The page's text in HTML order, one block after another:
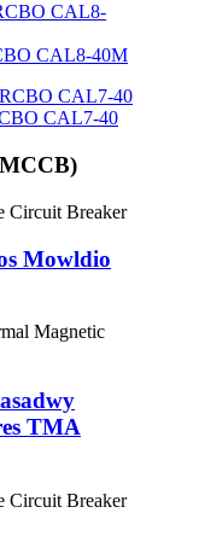
CAL8-40M
CAL7-40
Mowldio
TMA